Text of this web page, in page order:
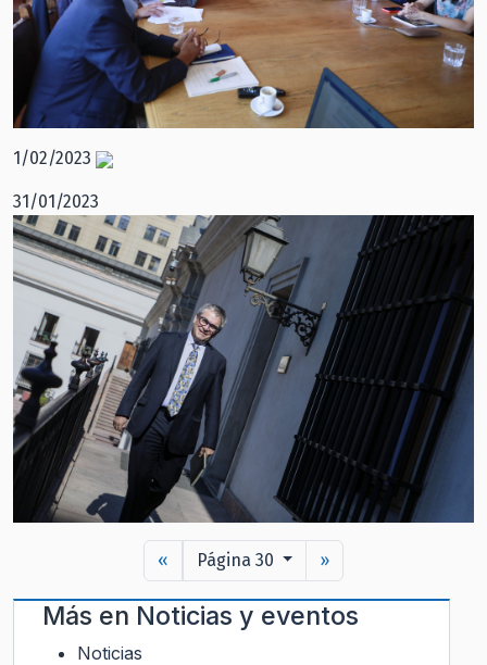
1/02/2023
31/01/2023
« Página 30 »
Más en Noticias y eventos
Noticias